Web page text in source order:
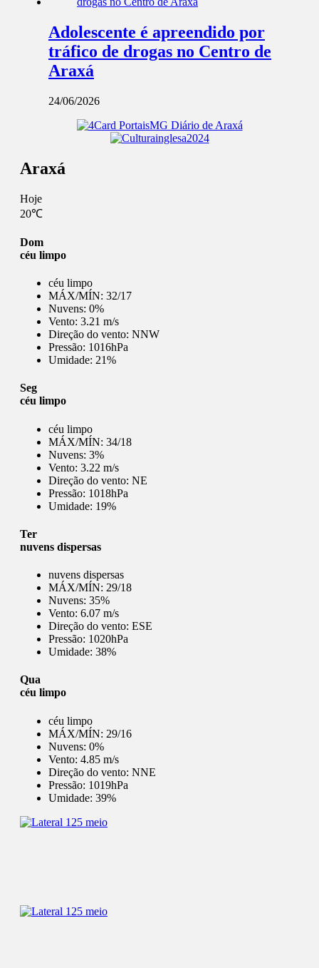
Adolescente é apreendido por
tráfico de drogas no Centro de
Araxá
24/06/2026
Araxá
Hoje
20℃
Dom
céu limpo
céu limpo
MÁX/MÍN: 32/17
Nuvens: 0%
Vento: 3.21 m/s
Direção do vento: NNW
Pressão: 1016hPa
Umidade: 21%
Seg
céu limpo
céu limpo
MÁX/MÍN: 34/18
Nuvens: 3%
Vento: 3.22 m/s
Direção do vento: NE
Pressão: 1018hPa
Umidade: 19%
Ter
nuvens dispersas
nuvens dispersas
MÁX/MÍN: 29/18
Nuvens: 35%
Vento: 6.07 m/s
Direção do vento: ESE
Pressão: 1020hPa
Umidade: 38%
Qua
céu limpo
céu limpo
MÁX/MÍN: 29/16
Nuvens: 0%
Vento: 4.85 m/s
Direção do vento: NNE
Pressão: 1019hPa
Umidade: 39%